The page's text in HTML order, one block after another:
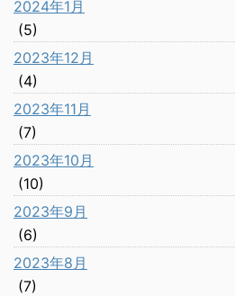
2024年1月
(5)
2023年12月
(4)
2023年11月
(7)
2023年10月
(10)
2023年9月
(6)
2023年8月
(7)